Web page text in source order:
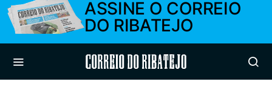
ASSINE O CORREIO
DO RIBATEJO
Correio do Ribatejo